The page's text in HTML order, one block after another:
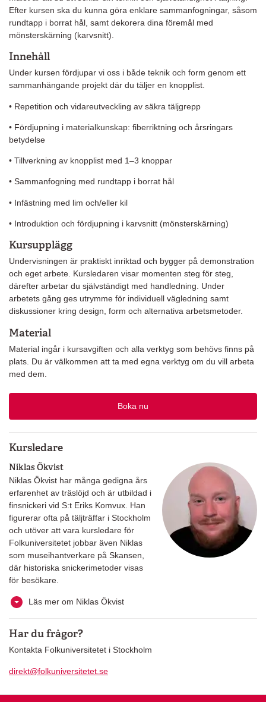
Efter kursen ska du kunna göra enklare sammanfogningar, såsom
rundtapp i borrat hål, samt dekorera dina föremål med
mönsterskärning (karvsnitt).
Innehåll
Under kursen fördjupar vi oss i både teknik och form genom ett
sammanhängande projekt där du täljer en knopplist.
• Repetition och vidareutveckling av säkra täljgrepp
• Fördjupning i materialkunskap: fiberriktning och årsringars
betydelse
• Tillverkning av knopplist med 1–3 knoppar
• Sammanfogning med rundtapp i borrat hål
• Infästning med lim och/eller kil
• Introduktion och fördjupning i karvsnitt (mönsterskärning)
Kursupplägg
Undervisningen är praktiskt inriktad och bygger på demonstration
och eget arbete. Kursledaren visar momenten steg för steg,
därefter arbetar du självständigt med handledning. Under
arbetets gång ges utrymme för individuell vägledning samt
diskussioner kring design, form och alternativa arbetsmetoder.
Material
Material ingår i kursavgiften och alla verktyg som behövs finns på
plats. Du är välkommen att ta med egna verktyg om du vill arbeta
med dem.
Boka nu
Kursledare
Niklas Ökvist
Niklas Ökvist har många gedigna års
erfarenhet av träslöjd och är utbildad i
finsnickeri vid S:t Eriks Komvux. Han
figurerar ofta på täljträffar i Stockholm
och utöver att vara kursledare för
Folkuniversitetet jobbar även Niklas
som museihantverkare på Skansen,
där historiska snickerimetoder visas
för besökare.
Läs mer om Niklas Ökvist
Har du frågor?
Kontakta Folkuniversitetet i Stockholm
direkt@folkuniversitetet.se